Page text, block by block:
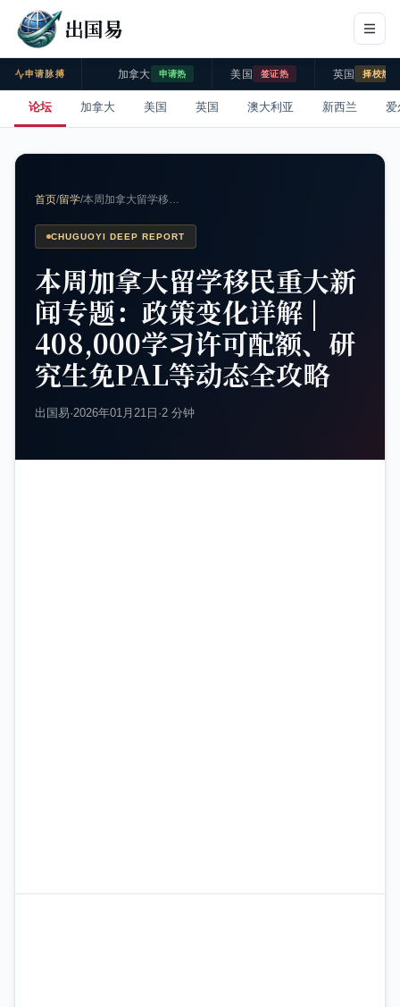
出国易
申请脉搏 加拿大 申请热 美国 签证热 英国 择校热
论坛 加拿大 美国 英国 澳大利亚 新西兰 爱
首页/留学/本周加拿大留学移…
CHUGUOYI DEEP REPORT
本周加拿大留学移民重大新
闻专题：政策变化详解 |
408,000学习许可配额、研
究生免PAL等动态全攻略
出国易·2026年01月21日 ·2 分钟